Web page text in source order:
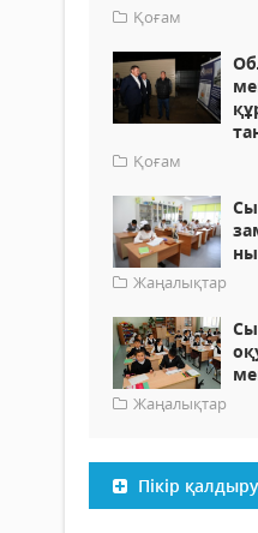
Қоғам
Қоғам
Жаңалықтар
Жаңалықтар
Пікір қалдыру